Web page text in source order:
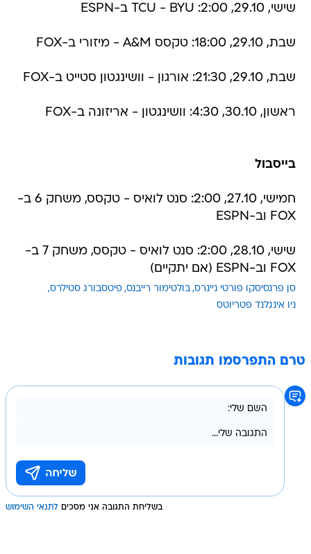
שישי, 29.10, 2:00: TCU - BYU ב-ESPN
שבת, 29.10, 18:00: טקסס A&M - מיזורי ב-FOX
שבת, 29.10, 21:30: אורגון - וושינגטון סטייט ב-FOX
ראשון, 30.10, 4:30: וושינגטון - אריזונה ב-FOX
בייסבול
חמישי, 27.10, 2:00: סנט לואיס - טקסס, משחק 6 ב-
FOX וב-ESPN
שישי, 28.10, 2:00: סנט לואיס - טקסס, משחק 7 ב-
FOX וב-ESPN (אם יתקיים)
סן פרנסיסקו פורטי ניינרס בולטימור רייבנס פיטסבורג סטילרס
ניו אינגלנד פטריוטס
טרם התפרסמו תגובות
בשליחת התגובה אני מסכים לתנאי השימוש